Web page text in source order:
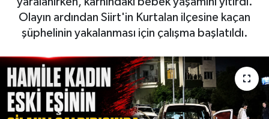
Olayın ardından Siirt'in Kurtalan ilçesine kaçan
şüphelinin yakalanması için çalışma başlatıldı.